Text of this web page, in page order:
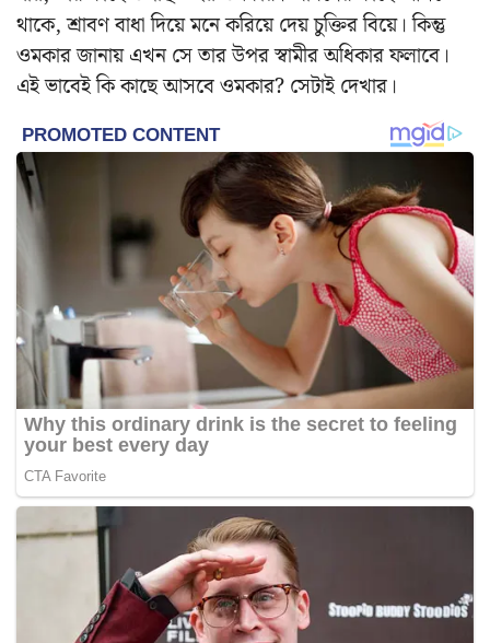
থাকে, শ্রাবণ বাধা দিয়ে মনে করিয়ে দেয় চুক্তির বিয়ে। কিন্তু
ওমকার জানায় এখন সে তার উপর স্বামীর অধিকার ফলাবে।
এই ভাবেই কি কাছে আসবে ওমকার? সেটাই দেখার।